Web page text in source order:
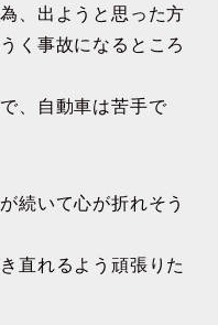
、出ようと思った方
く事故になるところ
、自動車は苦手で
続いて心が折れそう
直れるよう頑張りた